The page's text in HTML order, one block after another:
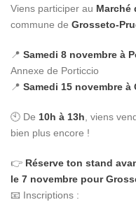
Viens participer au Marché
commune de Grosseto-
📍 Samedi 8 novembre à
Annexe de Porticcio
📍 Samedi 15 novembre à
🕙 De 10h à 13h , viens
bien plus encore !
👉 Réserve ton stand
le 7 novembre pour
📧 Inscriptions :